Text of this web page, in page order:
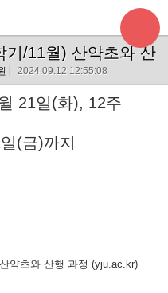
기/11월) 산약초와 산
2024.09.12 12:55:08
21일(화), 12주
(금)까지
약초와 산행 과정 (yju.ac.kr)